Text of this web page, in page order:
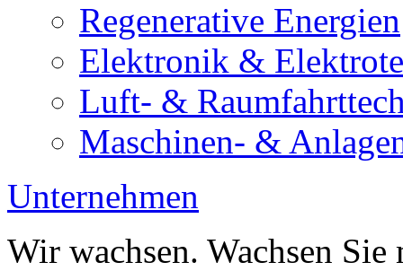
Regenerative Energien
Elektronik &
Luft- &
Maschinen- &
Unternehmen
Wir wachsen. Wachsen Sie